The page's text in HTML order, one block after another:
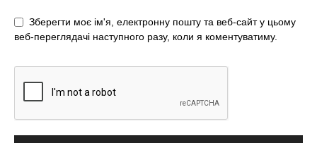
Зберегти моє ім'я, електронну пошту та веб-сайт у цьому
веб-переглядачі наступного разу, коли я коментуватиму.